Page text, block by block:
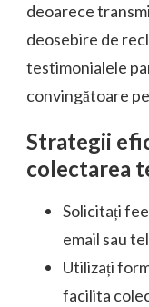
deoarece
deosebire de
testimonialele
convingătoare
Strategii
colectarea
Solicitați
email sau
Utilizați
facilita